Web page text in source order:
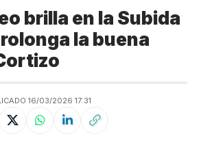
brilla en la Subida
la buena
16/03/2026 17:31